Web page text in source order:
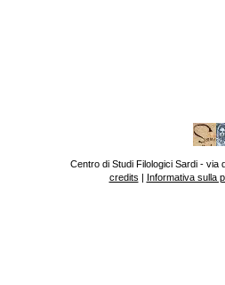
Centro di Studi Filologici Sardi - via
credits | Informativa sulla